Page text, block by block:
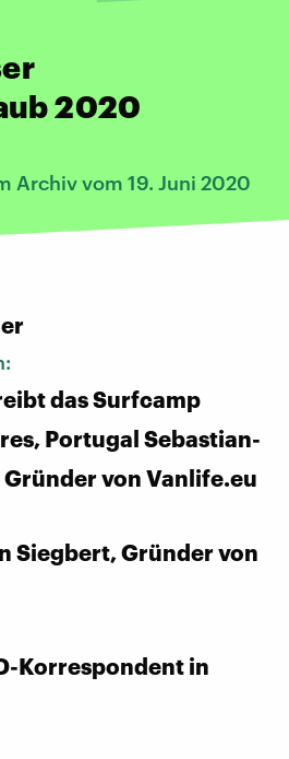
2020
Archiv vom 19. Juni 2020
das Surfcamp
Portugal Sebastian-
von Vanlife.eu
Siegbert, Gründer von
Korrespondent in